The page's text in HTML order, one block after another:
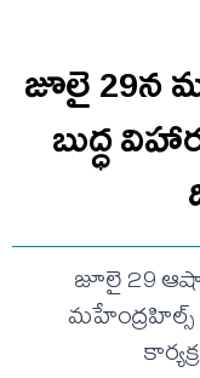
జూలై 29న
బుద్ధ
జూలై 29
మహేంద్రహిల్స్‌